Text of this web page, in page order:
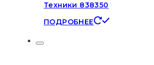
Техники 838350
ПОДРОБНЕЕ